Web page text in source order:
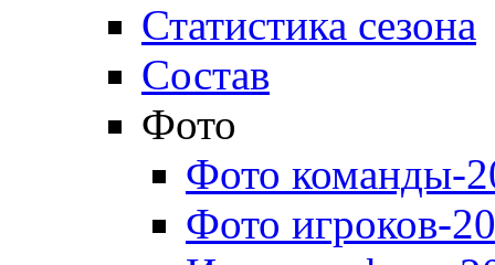
Статистика сезона
Состав
Фото
Фото команды-
Фото игроков-